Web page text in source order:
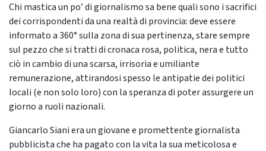
Chi mastica un po’ di giornalismo sa bene quali sono i sacrifici
dei corrispondenti da una realtà di provincia: deve essere
informato a 360° sulla zona di sua pertinenza, stare sempre
sul pezzo che si tratti di cronaca rosa, politica, nera e tutto
ciò in cambio di una scarsa, irrisoria e umiliante
remunerazione, attirandosi spesso le antipatie dei politici
locali (e non solo loro) con la speranza di poter assurgere un
giorno a ruoli nazionali.
Giancarlo Siani era un giovane e promettente giornalista
pubblicista che ha pagato con la vita la sua meticolosa e